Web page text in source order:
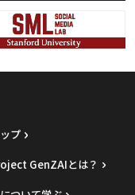
プ
GenZAIとは？